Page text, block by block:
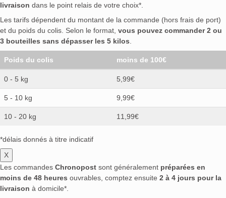
livraison dans le point relais de votre choix*.
Les tarifs dépendent du montant de la commande (hors frais de port)
et du poids du colis. Selon le format, vous pouvez commander 2 ou
3 bouteilles sans dépasser les 5 kilos
Poids du colis moins de 100€
0 - 5 kg 5,99€
5 - 10 kg 9,99€
10 - 20 kg 11,99€
*délais donnés à titre indicatif
X
Les commandes Chronopost sont généralement préparées en
moins de 48 heures ouvrables, comptez ensuite 2 à 4 jours pour la
livraison à domicile*.